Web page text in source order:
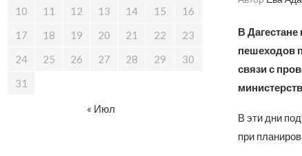
В
пешеходов
связи с
В эти дни
при
10
11 12 13 14 15
16
17
18 19 20 21 22
23
24
25 26 27 28 29
30
31
« Июл